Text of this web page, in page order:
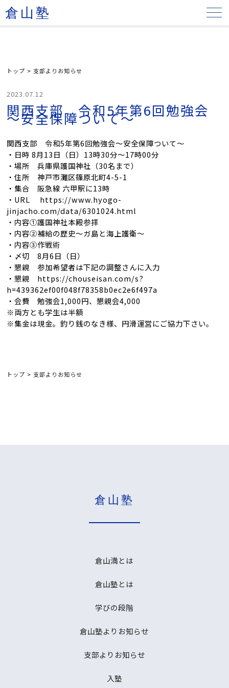
倉山塾
トップ >支部よりお知らせ
2023.07.12
関西支部 令和5年第6回勉強会
～安全保障ついて～
関西支部 令和5年第6回勉強会～安全保障ついて～
・日時 8月13日（日）13時30分～17時00分
・場所 兵庫県護国神社（30名まで）
・住所 神戸市灘区篠原北町4-5-1
・集合 阪急線 六甲駅に13時
・URL https://www.hyogo-
jinjacho.com/data/6301024.html
・内容①護国神社本殿参拝
・内容②補給の歴史〜ガ島と海上護衛〜
・内容③作戦術
・〆切 8月6日（日）
・懇親 参加希望者は下記の調整さんに入力
・懇親 https://chouseisan.com/s?
h=439362ef00f048f78358b0ec2e6f497a
・会費 勉強会1,000円、懇親会4,000
※両方とも学生は半額
※集金は現金。釣り銭のなき様、円滑運営にご協力下さい。
トップ >支部よりお知らせ
倉山塾
倉山満とは
倉山塾とは
学びの段階
倉山塾よりお知らせ
支部よりお知らせ
入塾